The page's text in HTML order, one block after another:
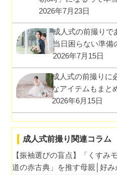
2026年7月23日
成人式の前撮りで
当日困らない準備
2026年7月15日
成人式の前撮りに
なアイテムもまと
2026年6月15日
成人式前撮り関連コラム
【振袖選びの盲点】「くすみ
道の赤古典」を推す母親│好